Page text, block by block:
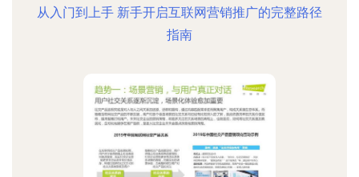
从入门到上手 新手开启互联网营销推广的完整路径
指南